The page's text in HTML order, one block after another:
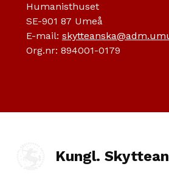
Humanisthuset
SE-901 87 Umeå
E-mail:
Org.nr: 894001-0179
Kungl.